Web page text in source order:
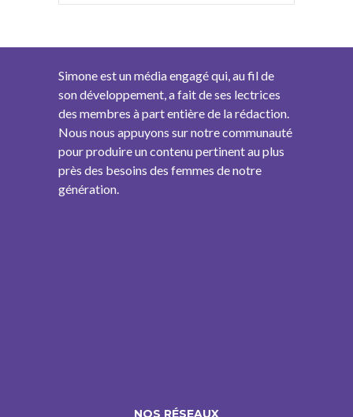
Simone est un média engagé qui, au fil de
son développement, a fait de ses lectrices
des membres à part entière de la rédaction.
Nous nous appuyons sur notre communauté
pour produire un contenu pertinent au plus
près des besoins des femmes de notre
génération.
NOS RÉSEAUX